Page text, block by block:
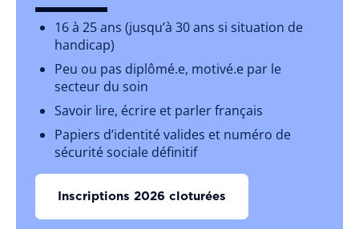
16 à 25 ans (jusqu’à 30 ans si situation de
handicap)
Peu ou pas diplômé.e, motivé.e par le
secteur du soin
Savoir lire, écrire et parler français
Papiers d’identité valides et numéro de
sécurité sociale définitif
Inscriptions 2026 cloturées